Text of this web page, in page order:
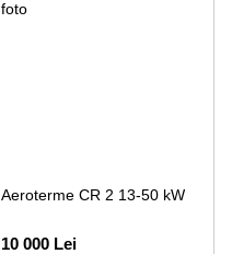
Aeroterme CR 2 13-50 kW
10 000 Lei